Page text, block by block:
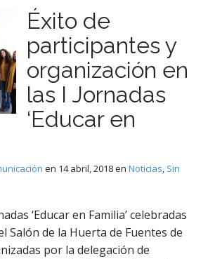
Éxito de
participantes y
organización en
las I Jornadas
‘Educar en
en 14 abril, 2018en Noticias, Sin
‘Educar en Familia’ celebradas
Salón de la Huerta de Fuentes de
por la delegación de